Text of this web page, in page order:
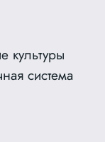
культуры
система